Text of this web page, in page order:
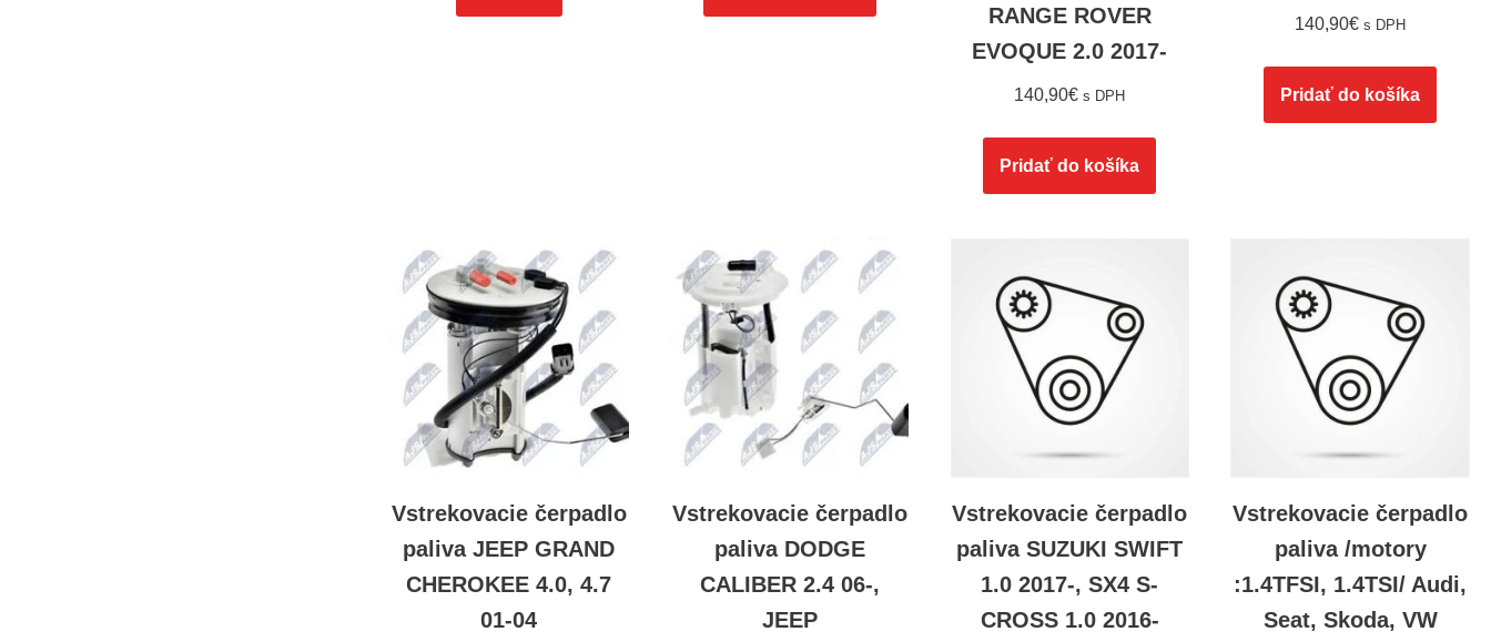
RANGE ROVER
EVOQUE 2.0 2017-
140,90€ s DPH
Pridať do košíka
140,90€ s DPH
Pridať do košíka
Vstrekovacie čerpadlo
paliva JEEP GRAND
CHEROKEE 4.0, 4.7
01-04
Vstrekovacie čerpadlo
paliva DODGE
CALIBER 2.4 06-,
JEEP
Vstrekovacie čerpadlo
paliva SUZUKI SWIFT
1.0 2017-, SX4 S-
CROSS 1.0 2016-
Vstrekovacie čerpadlo
paliva /motory
:1.4TFSI, 1.4TSI/ Audi,
Seat, Skoda, VW